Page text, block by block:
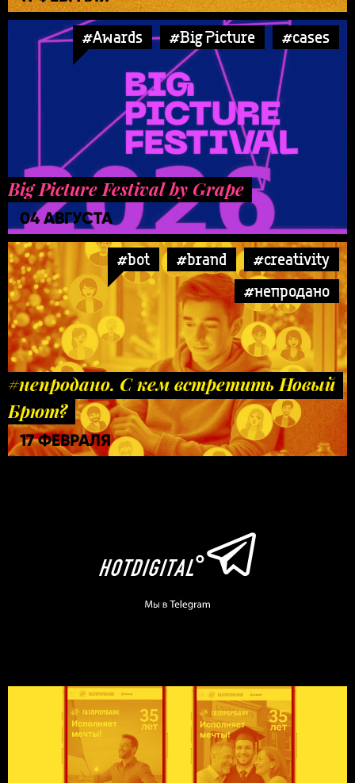
#Awards #Big Picture #cases
Big Picture Festival by Grape
04 АВГУСТА
#bot #brand
#creativity
#непродано
#непродано. С кем встретить Новый
Брют?
17 ФЕВРАЛЯ